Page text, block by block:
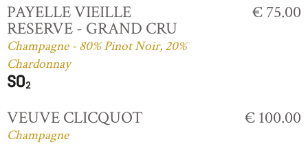
PAYELLE VIEILLE
RESERVE - GRAND CRU
Champagne - 80% Pinot Noir, 20%
Chardonnay
€ 75.00
VEUVE CLICQUOT
Champagne
€ 100.00